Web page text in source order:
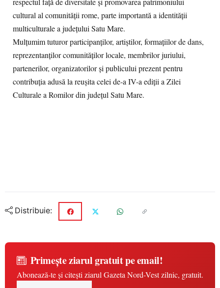
cultural al comunității rome, parte importantă a identității
multiculturale a județului Satu Mare.
Mulțumim tuturor participanților, artiștilor, formațiilor de dans,
reprezentanților comunităților locale, membrilor juriului,
partenerilor, organizatorilor și publicului prezent pentru
contribuția adusă la reușita celei de-a IV-a ediții a Zilei
Culturale a Romilor din județul Satu Mare.
Distribuie:
Primește ziarul gratuit pe email!
Abonează-te și citești ziarul Gazeta Nord-Vest zilnic, gratuit.